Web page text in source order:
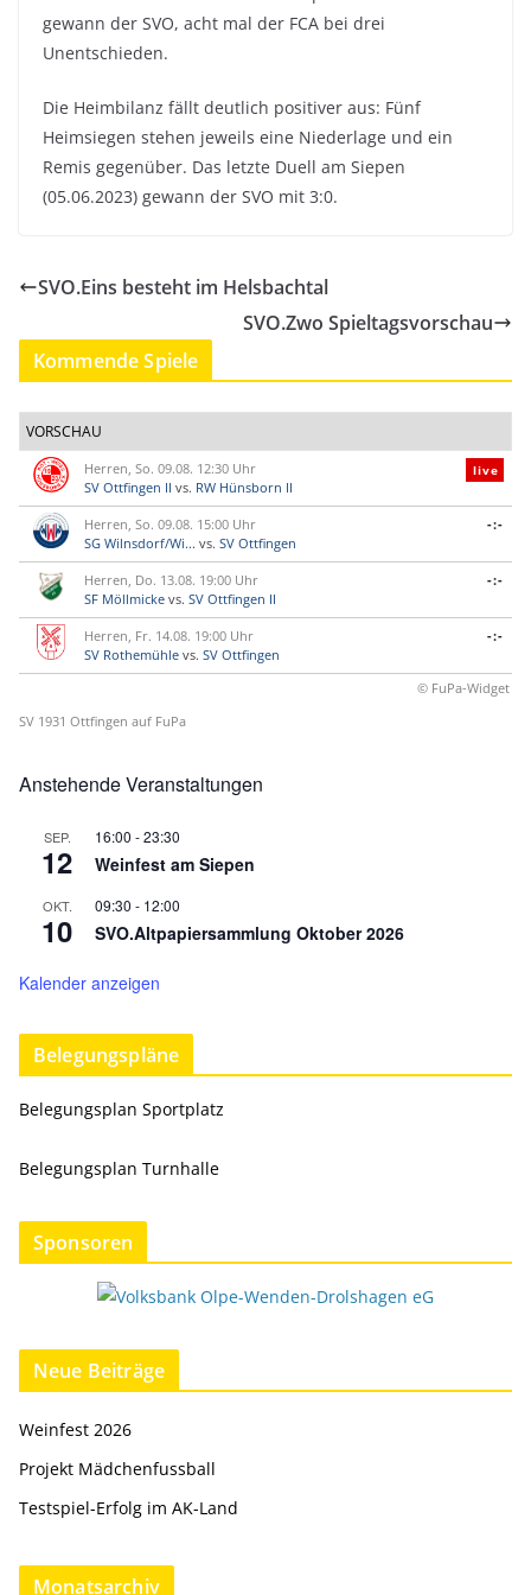
gewann der SVO, acht mal der FCA bei drei
Unentschieden.
Die Heimbilanz fällt deutlich positiver aus: Fünf
Heimsiegen stehen jeweils eine Niederlage und ein
Remis gegenüber. Das letzte Duell am Siepen
(05.06.2023) gewann der SVO mit 3:0.
SVO.Eins besteht im Helsbachtal
SVO.Zwo Spieltagsvorschau
Kommende Spiele
VORSCHAU
Herren, So. 09.08. 12:30 Uhr
SV Ottfingen II vs. RW Hünsborn II
live
Herren, So. 09.08. 15:00 Uhr
SG Wilnsdorf/Wi... vs. SV Ottfingen
-:-
Herren, Do. 13.08. 19:00 Uhr
SF Möllmicke vs. SV Ottfingen II
-:-
Herren, Fr. 14.08. 19:00 Uhr
SV Rothemühle vs. SV Ottfingen
-:-
© FuPa-Widget
SV 1931 Ottfingen auf FuPa
Anstehende Veranstaltungen
SEP.
12
16:00 -23:30
Weinfest am Siepen
OKT.
10
09:30 - 12:00
SVO.Altpapiersammlung Oktober 2026
Kalender anzeigen
Belegungspläne
Belegungsplan Sportplatz
Belegungsplan Turnhalle
Sponsoren
Neue Beiträge
Weinfest 2026
Projekt Mädchenfussball
Testspiel-Erfolg im AK-Land
Monatsarchiv